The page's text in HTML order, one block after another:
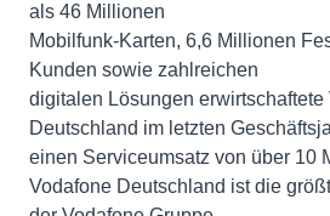
als 46 Millionen
Mobilfunk-Karten, 6,6 Millionen
Kunden sowie zahlreichen
digitalen Lösungen erwirtschaftete
Deutschland im letzten
einen Serviceumsatz von über 10
Vodafone Deutschland ist die